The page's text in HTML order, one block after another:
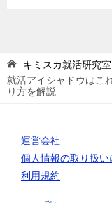
キミスカ就活研究室
就活アイシャドウはこ
り方を解説
運営会社
個人情報の取り扱い
利用規約